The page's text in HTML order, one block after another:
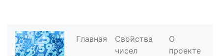
Главная
Свойства
чисел
О
проекте